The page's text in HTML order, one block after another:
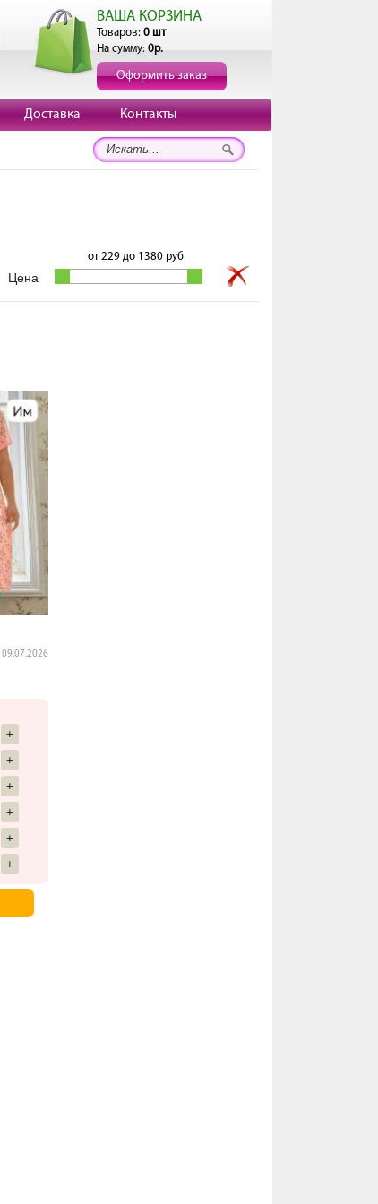
ВАША КОРЗИНА
Товаров: 0 шт
На сумму: 0р.
Оформить заказ
Доставка Контакты
от229до 1380 руб
09.07.2026
+
+
+
+
+
+